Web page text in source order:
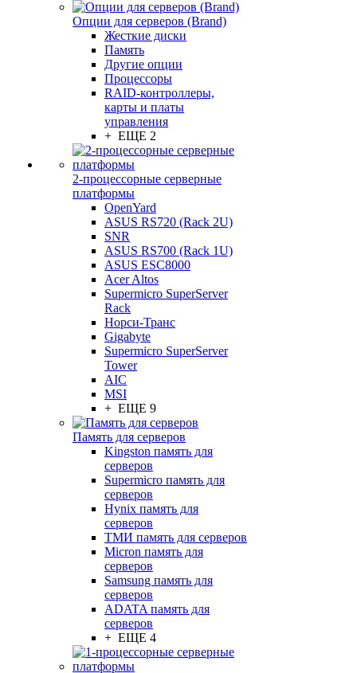
Опции для серверов (Brand)
Жесткие диски
Память
Другие опции
Процессоры
RAID-контроллеры,
карты и платы
управления
+ ЕЩЕ 2
2-процессорные серверные
платформы
OpenYard
ASUS RS720 (Rack 2U)
SNR
ASUS RS700 (Rack 1U)
ASUS ESC8000
Acer Altos
Supermicro SuperServer
Rack
Норси-Транс
Gigabyte
Supermicro SuperServer
Tower
AIC
MSI
+ ЕЩЕ 9
Память для серверов
Kingston память для
серверов
Supermicro память для
серверов
Hynix память для
серверов
ТМИ память для серверов
Micron память для
серверов
Samsung память для
серверов
ADATA память для
серверов
+ ЕЩЕ 4